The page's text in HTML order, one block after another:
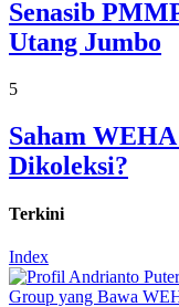
Senasib
Utang Jumbo
5
Saham
Dikoleksi?
Terkini
Index